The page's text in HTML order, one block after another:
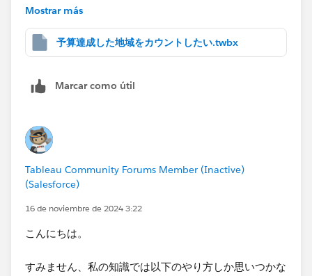
今回の場合、結果として返す1、0をその後に使わない
使わず
SUM([実績])>SUM([予算])
予算達成した地域のみに絞ります。
③[地域]フィールドを右クリックでドラッグ&ドロップ
して「個別のカウント」を選択します。
添付されていたワークブックに「予算達成地域のみカウ
Mostrar más
予算達成した地域をカウントしたい.twbx
Marcar como útil
Tableau Community Forums Member (Inactive)
(Salesforce)
16 de noviembre de 2024 3:22
こんにちは。
すみません、私の知識では以下のやり方しか思いつかな